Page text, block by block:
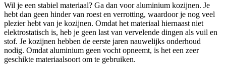
Wil je een stabiel materiaal? Ga dan voor aluminium kozijnen. Je
hebt dan geen hinder van roest en verrotting, waardoor je nog veel
plezier hebt van je kozijnen. Omdat het materiaal hiernaast niet
elektrostatisch is, heb je geen last van vervelende dingen als vuil en
stof. Je kozijnen hebben de eerste jaren nauwelijks onderhoud
nodig. Omdat aluminium geen vocht opneemt, is het een zeer
geschikte materiaalsoort om te gebruiken.